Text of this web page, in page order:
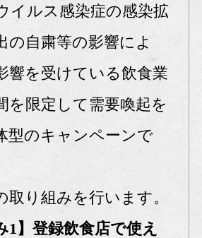
イルス感染症の感染拡
の自粛等の影響によ
響を受けている飲食業
を限定して需要喚起を
型のキャンペーンで
り組みを行います。
1】登録飲食店で使え